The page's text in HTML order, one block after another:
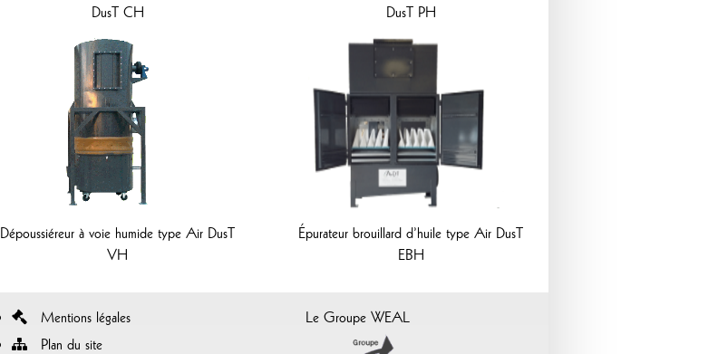
DusT CH
DusT PH
Dépoussiéreur à voie humide type Air DusT
VH
Épurateur brouillard d’huile type Air DusT
EBH
Mentions légales
Plan du site
Le Groupe WEAL